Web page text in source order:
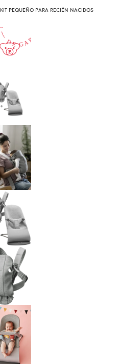
KIT PEQUEÑO PARA RECIÉN NACIDOS
10-AÑOS
DE GARANTÍA